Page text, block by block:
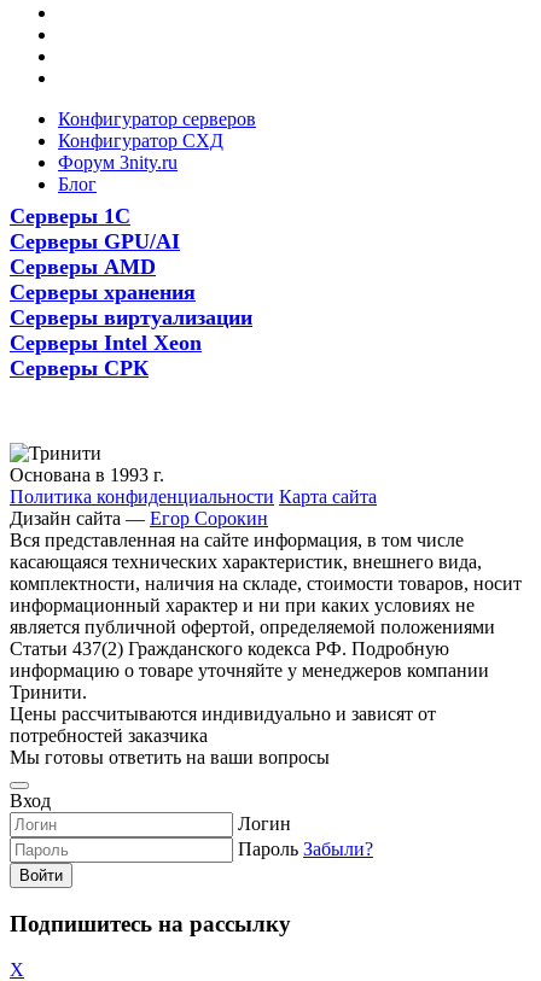
Конфигуратор серверов
Конфигуратор СХД
Форум 3nity.ru
Блог
Серверы 1С
Серверы GPU/AI
Серверы AMD
Серверы хранения
Серверы виртуализации
Серверы Intel Xeon
Серверы СРК
Основана в 1993 г.
Политика конфиденциальности Карта сайта
Дизайн сайта — Егор Сорокин
Вся представленная на сайте информация, в том числе
касающаяся технических характеристик, внешнего вида,
комплектности, наличия на складе, стоимости товаров, носит
информационный характер и ни при каких условиях не
является публичной офертой, определяемой положениями
Статьи 437(2) Гражданского кодекса РФ. Подробную
информацию о товаре уточняйте у менеджеров компании
Тринити.
Цены рассчитываются индивидуально и зависят от
потребностей заказчика
Мы готовы ответить на ваши вопросы
Вход
Логин
Пароль Забыли?
Войти
Подпишитесь на рассылку
X